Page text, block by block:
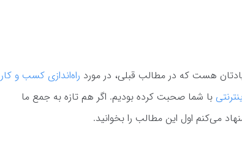
یادتان هست که در مطالب قبلی، در مورد راه‌اندازی کسب و کار
با شما صحبت کرده بودیم. اگر هم تازه به جمع ما
می‌کنم اول این مطالب را بخوانید.